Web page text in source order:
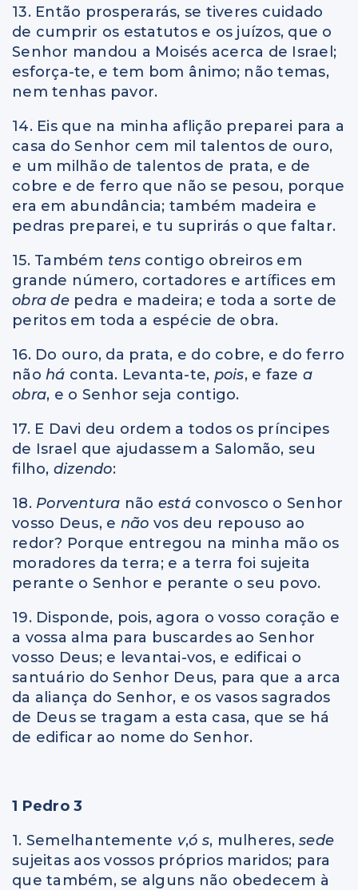
13. Então prosperarás, se tiveres cuidado
de cumprir os estatutos e os juízos, que o
Senhor mandou a Moisés acerca de Israel;
esforça-te, e tem bom ânimo; não temas,
nem tenhas pavor.
14. Eis que na minha aflição preparei para a
casa do Senhor cem mil talentos de ouro,
e um milhão de talentos de prata, e de
cobre e de ferro que não se pesou, porque
era em abundância; também madeira e
pedras preparei, e tu suprirás o que faltar.
15. Também tens contigo obreiros em
grande número, cortadores e artífices em
obra de pedra e madeira; e toda a sorte de
peritos em toda a espécie de obra.
16. Do ouro, da prata, e do cobre, e do ferro
não há conta. Levanta-te, pois, e faze a
obra, e o Senhor seja contigo.
17. E Davi deu ordem a todos os príncipes
de Israel que ajudassem a Salomão, seu
filho, dizendo:
18. Porventura não está convosco o Senhor
vosso Deus, e não vos deu repouso ao
redor? Porque entregou na minha mão os
moradores da terra; e a terra foi sujeita
perante o Senhor e perante o seu povo.
19. Disponde, pois, agora o vosso coração e
a vossa alma para buscardes ao Senhor
vosso Deus; e levantai-vos, e edificai o
santuário do Senhor Deus, para que a arca
da aliança do Senhor, e os vasos sagrados
de Deus se tragam a esta casa, que se há
de edificar ao nome do Senhor.
1 Pedro 3
1. Semelhantemente v,ó s, mulheres, sede
sujeitas aos vossos próprios maridos; para
que também, se alguns não obedecem à